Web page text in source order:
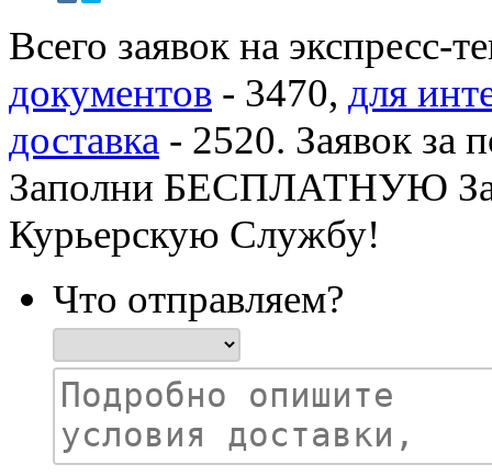
Всего заявок на экспресс-
документов - 3470, для
доставка - 2520. Заявок за
Заполни БЕСПЛАТНУЮ
Курьерскую Службу!
Что отправляем?